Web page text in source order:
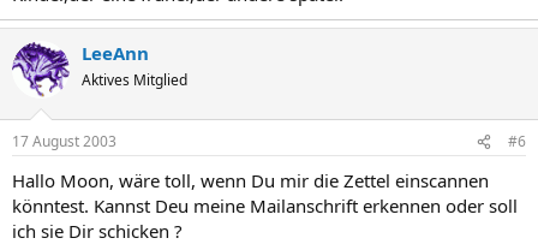
LeeAnn
Aktives Mitglied
17 August 2003 #6
Hallo Moon, wäre toll, wenn Du mir die Zettel einscannen
könntest. Kannst Deu meine Mailanschrift erkennen oder soll
ich sie Dir schicken ?